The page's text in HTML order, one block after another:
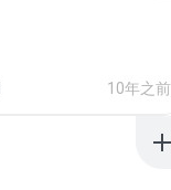
10年之前